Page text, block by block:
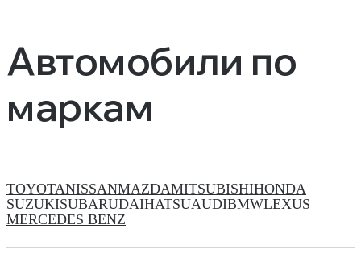
Автомобили по
маркам
TOYOTANISSANMAZDAMITSUBISHIHONDA
SUZUKISUBARUDAIHATSUAUDIBMWLEXUS
MERCEDES BENZ